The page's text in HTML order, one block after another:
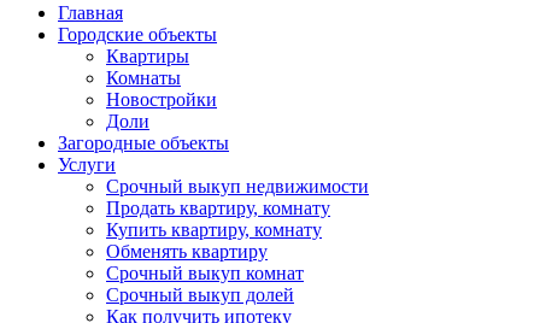
Главная
Городские объекты
Квартиры
Комнаты
Новостройки
Доли
Загородные объекты
Услуги
Срочный выкуп недвижимости
Продать квартиру, комнату
Купить квартиру, комнату
Обменять квартиру
Срочный выкуп комнат
Срочный выкуп долей
Как получить ипотеку